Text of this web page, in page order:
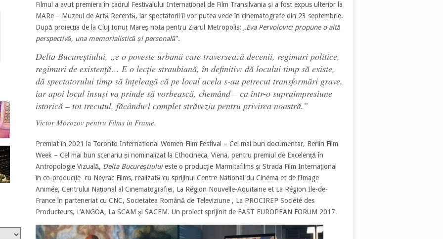
Filmul a avut premiera în cadrul Festivalului Internațional de Film Transilvania și a fost expus ulterior la
MARe – Muzeul de Artă Recentă, iar spectatorii îl vor putea vede în cinematografe din 23 septembrie.
După proiecția de la Cluj Ionuț Mareș nota pentru Ziarul Metropolis: „Eva Pervolovici propune o altă
perspectivă, una memorialistică și personală”.
Delta Bucureștiului, „e o poveste urbană care traversează decenii, regimuri politice,
regimuri de existență… E o lecție straubiană, în definitiv: dă locului timp să existe,
dă spectatorului timp să înțeleagă că pe locul acela s-au petrecut transformări grave,
iar apoi locul însuși va prinde să vorbească, chemând – ca într-o supraimpresiune
istorică – tot trecutul, făcându-l complet străveziu pentru privirea noastră.”
Victor Morozov pentru Films in Frame.
Premiat în 2021 la Toronto International Women Film Festival – Cel mai bun documentar, Berlin Film
Week – Cel mai bun scenariu și nominalizat la Ethocineca, Viena, pentru premiul de Excelență în
Antropologie Vizuală, Delta Bucureștiuluieste o producţie Marmitafilms și Strada Film Internațional
în co-producţie cu Neyrac Films, realizată cu sprijinul Centre National du Cinéma et de l’Image
Animée, Centrului Național al Cinematografiei, La Région Nouvelle-Aquitaine et La Région Ile-de-
France în parteneriat cu CNC, Societatea Română de Televiziune , La PROCIREP Société des
Producteurs, L’ANGOA, La SCAM și SACEM. Un proiect sprijinit de EAST EUROPEAN FORUM 2017.